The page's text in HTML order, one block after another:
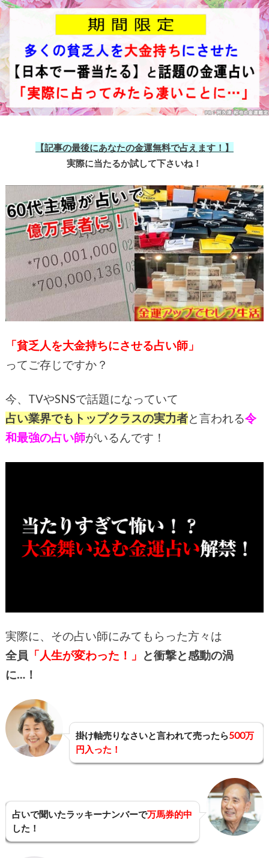
【記事の最後にあなたの金運無料で占えます！】
実際に当たるか試して下さいね！
「貧乏人を大金持ちにさせる占い師」
ってご存じですか？
今、TVやSNSで話題になっていて
占い業界でもトップクラスの実力者と言われる令
和最強の占い師がいるんです！
実際に、その占い師にみてもらった方々は
全員 「人生が変わった！」 と衝撃と感動の渦
に…！
掛け軸売りなさいと言われて売ったら500万
円入った！
占いで聞いたラッキーナンバーで万馬券的中
した！